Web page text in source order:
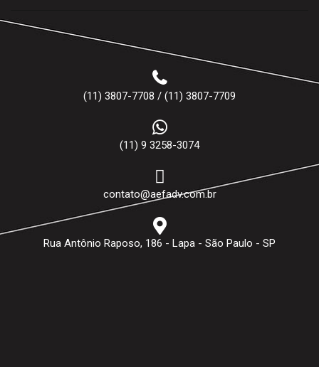
(11) 3807-7708 / (11) 3807-7709
(11) 9 3258-3074
contato@aefadv.com.br
Rua Antônio Raposo, 186 - Lapa - São Paulo - SP